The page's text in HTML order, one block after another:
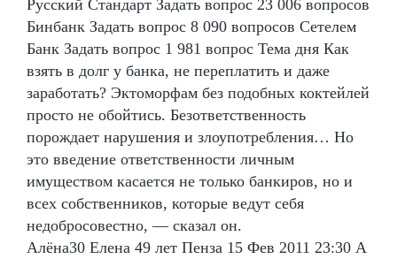
Русский Стандарт Задать вопрос 23 006 вопросов
Бинбанк Задать вопрос 8 090 вопросов Сетелем
Банк Задать вопрос 1 981 вопрос Тема дня Как
взять в долг у банка, не переплатить и даже
заработать? Эктоморфам без подобных коктейлей
просто не обойтись. Безответственность
порождает нарушения и злоупотребления… Но
это введение ответственности личным
имуществом касается не только банкиров, но и
всех собственников, которые ведут себя
недобросовестно, — сказал он.
Алёна30 Елена 49 лет Пенза 15 Фев 2011 23:30 А